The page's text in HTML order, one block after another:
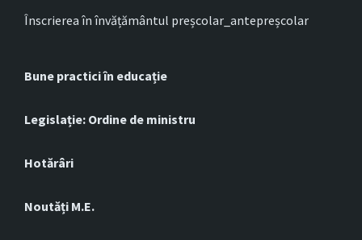
Înscrierea în învățământul preșcolar_antepreșcolar
Bune practici în educație
Legislație: Ordine de ministru
Hotărâri
Noutăți M.E.